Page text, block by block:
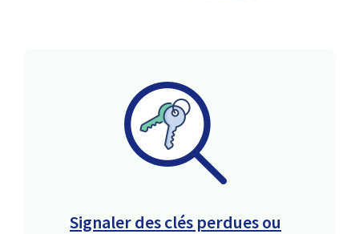
Signaler des clés perdues ou